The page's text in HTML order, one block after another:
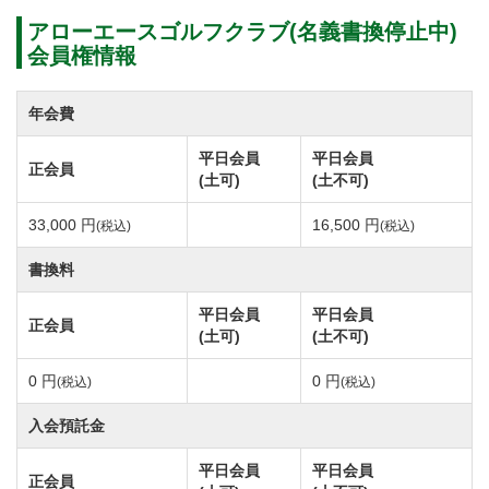
アローエースゴルフクラブ(名義書換停止中)
会員権情報
年会費
正会員
平日会員
(土可)
平日会員
(土不可)
33,000 円(税込) 16,500 円(税込)
書換料
正会員
平日会員
(土可)
平日会員
(土不可)
0 円(税込) 0 円(税込)
入会預託金
正会員
平日会員
平日会員